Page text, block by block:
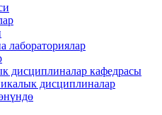
лабораториялар
дисциплиналар кафедрасы
дисциплиналар